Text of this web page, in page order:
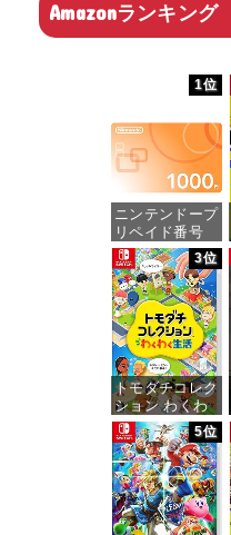
Amazonランキング
1位
ニンテンドープ
リペイド番号
1000円|オンラ
インコード版
価格：¥1,000
3位
トモダチコレク
ション わくわ
く生活 -Switch
価格：¥6,145
5位